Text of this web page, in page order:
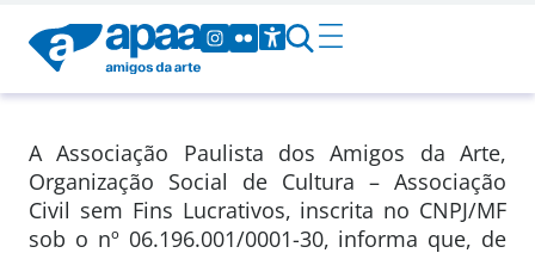
A Associação Paulista dos Amigos da Arte,
Organização Social de Cultura – Associação
Civil sem Fins Lucrativos, inscrita no CNPJ/MF
sob o nº 06.196.001/0001-30, informa que, de